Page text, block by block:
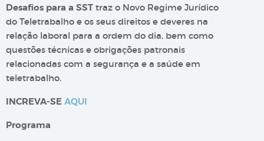
Desafios para a SST traz o Novo Regime Jurídico
do Teletrabalho e os seus direitos e deveres na
relação laboral para a ordem do dia, bem como
questões técnicas e obrigações patronais
relacionadas com a segurança e a saúde em
teletrabalho.
INCREVA-SE AQUI
Programa